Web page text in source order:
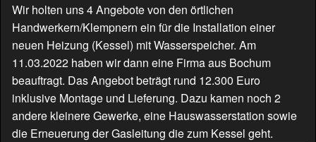
Wir holten uns 4 Angebote von den örtlichen
Handwerkern/Klempnern ein für die Installation einer
neuen Heizung (Kessel) mit Wasserspeicher. Am
11.03.2022 haben wir dann eine Firma aus Bochum
beauftragt. Das Angebot beträgt rund 12.300 Euro
inklusive Montage und Lieferung. Dazu kamen noch 2
andere kleinere Gewerke, eine Hauswasserstation sowie
die Erneuerung der Gasleitung die zum Kessel geht.